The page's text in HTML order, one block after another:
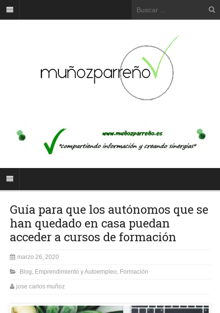
Guía para que los autónomos que se
han quedado en casa puedan
acceder a cursos de formación
marzo 26, 2020
Blog Emprendimiento y Autoempleo Formación
jose carlos muñoz